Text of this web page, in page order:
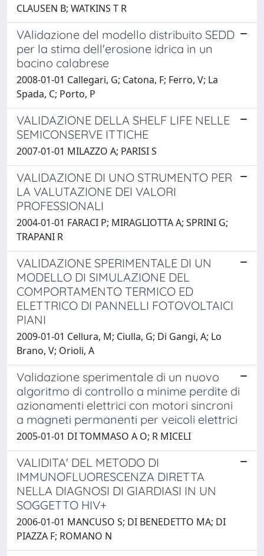
CLAUSEN B; WATKINS T R
VAlidazione del modello distribuito SEDD
per la stima dell'erosione idrica in un
bacino calabrese
2008-01-01 Callegari, G; Catona, F; Ferro, V; La
Spada, C; Porto, P
VALIDAZIONE DELLA SHELF LIFE NELLE
SEMICONSERVE ITTICHE
2007-01-01 MILAZZO A; PARISI S
VALIDAZIONE DI UNO STRUMENTO PER
LA VALUTAZIONE DEI VALORI
PROFESSIONALI
2004-01-01 FARACI P; MIRAGLIOTTA A; SPRINI G;
TRAPANI R
VALIDAZIONE SPERIMENTALE DI UN
MODELLO DI SIMULAZIONE DEL
COMPORTAMENTO TERMICO ED
ELETTRICO DI PANNELLI FOTOVOLTAICI
PIANI
2009-01-01 Cellura, M; Ciulla, G; Di Gangi, A; Lo
Brano, V; Orioli, A
Validazione sperimentale di un nuovo
algoritmo di controllo a minime perdite di
azionamenti elettrici con motori sincroni
a magneti permanenti per veicoli elettrici
2005-01-01 DI TOMMASO A O; R MICELI
VALIDITA' DEL METODO DI
IMMUNOFLUORESCENZA DIRETTA
NELLA DIAGNOSI DI GIARDIASI IN UN
SOGGETTO HIV+
2006-01-01 MANCUSO S; DI BENEDETTO MA; DI
PIAZZA F; ROMANO N